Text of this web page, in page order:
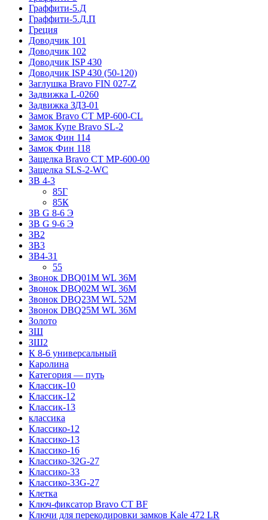
Граффити-5.Д
Граффити-5.Д.П
Греция
Доводчик 101
Доводчик 102
Доводчик ISP 430
Доводчик ISP 430 (50-120)
Заглушка Bravo FIN 027-Z
Задвижка L-0260
Задвижка ЗДЗ-01
Замок Bravo СТ MP-600-CL
Замок Купе Bravo SL-2
Замок Фин 114
Замок Фин 118
Защелка Bravo СТ MP-600-00
Защелка SLS-2-WC
ЗВ 4-3
85Г
85К
ЗВ G 8-6 Э
ЗВ G 9-6 Э
ЗВ2
ЗВ3
ЗВ4-31
55
Звонок DBQ01M WL 36M
Звонок DBQ02M WL 36M
Звонок DBQ23M WL 52M
Звонок DBQ25M WL 36M
Золото
ЗШ
ЗШ2
К 8-6 универсальный
Каролина
Категория — путь
Классик-10
Классик-12
Классик-13
классика
Классико-12
Классико-13
Классико-16
Классико-32G-27
Классико-33
Классико-33G-27
Клетка
Ключ-фиксатор Bravo СТ BF
Ключи для перекодировки замков Kale 472 LR